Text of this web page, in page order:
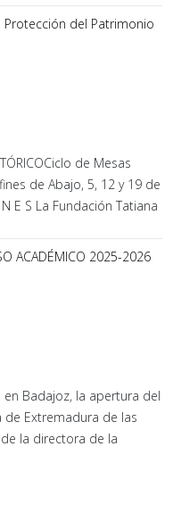
del Patrimonio
de Mesas
de Abajo, 5, 12 y 19 de
E S La Fundación Tatiana
ACADÉMICO 2025-2026
Badajoz, la apertura del
de Extremadura de las
la directora de la